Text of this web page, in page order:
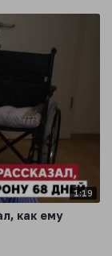
1:19
как ему